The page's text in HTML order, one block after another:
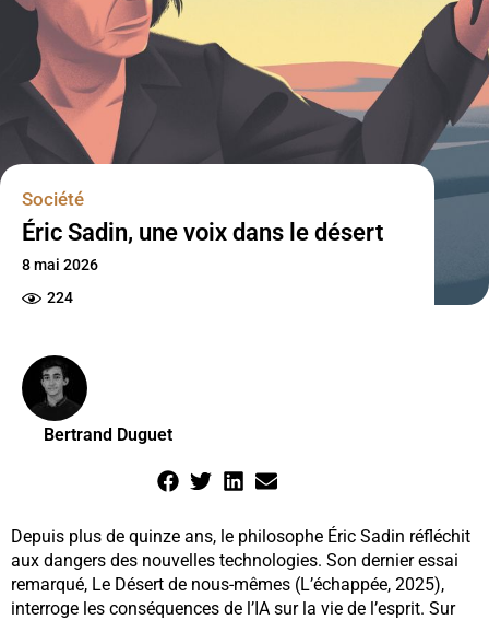
Société
Éric Sadin, une voix dans le désert
8 mai 2026
224
Bertrand Duguet
Depuis plus de quinze ans, le philosophe Éric Sadin réfléchit
aux dangers des nouvelles technologies. Son dernier essai
remarqué, Le Désert de nous-mêmes (L’échappée, 2025),
interroge les conséquences de l’IA sur la vie de l’esprit. Sur